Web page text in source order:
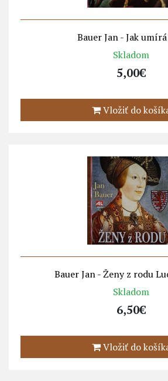
Bauer Jan - Jak
Skladom
5,00€
Vložiť do
Bauer Jan - Ženy z rodu
Skladom
6,50€
Vložiť do